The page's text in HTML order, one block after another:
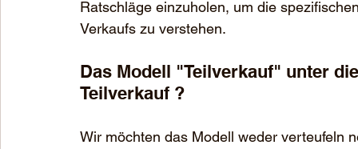
Ratschläge einzuholen, um die
Verkaufs zu verstehen.
Das Modell "Teilverkauf" unter
Teilverkauf ?
Wir möchten das Modell weder verteufeln